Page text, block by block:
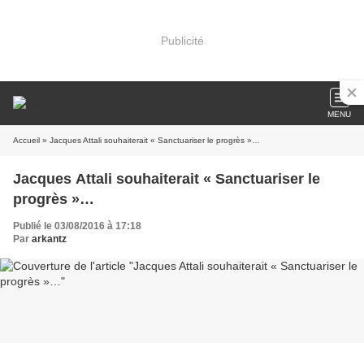
Publicité
MENU
Accueil » Jacques Attali souhaiterait « Sanctuariser le progrès »…
Jacques Attali souhaiterait « Sanctuariser le
progrès »…
Publié le 03/08/2016 à 17:18
Par arkantz